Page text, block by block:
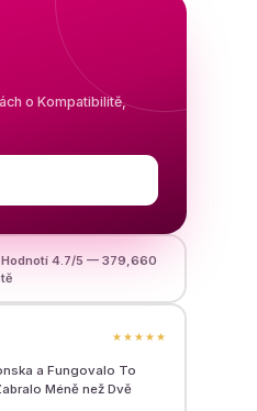
o Kompatibilitě,
Hodnotí 4.7/5 — 379,660
★★★★★
a Fungovalo To
Méně než Dvě